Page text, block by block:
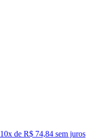
10x de R$ 74,84 sem juros